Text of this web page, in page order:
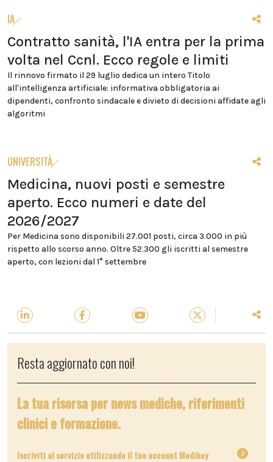
IA
Contratto sanità, l'IA entra per la prima
volta nel Ccnl. Ecco regole e limiti
Il rinnovo firmato il 29 luglio dedica un intero Titolo
all'intelligenza artificiale: informativa obbligatoria ai
dipendenti, confronto sindacale e divieto di decisioni affidate agli
algoritmi
UNIVERSITÀ
Medicina, nuovi posti e semestre
aperto. Ecco numeri e date del
2026/2027
Per Medicina sono disponibili 27.001 posti, circa 3.000 in più
rispetto allo scorso anno. Oltre 52.300 gli iscritti al semestre
aperto, con lezioni dal 1° settembre
Resta aggiornato con noi!
La tua risorsa per news mediche, riferimenti
clinici e formazione.
Iscriviti al servizio utilizzando il tuo account Medikey